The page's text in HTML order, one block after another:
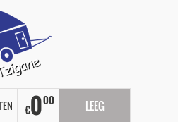
€000 LEEG